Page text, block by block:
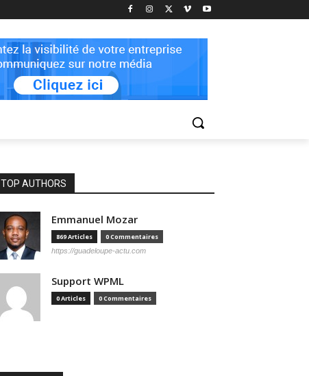
TOP AUTHORS
Emmanuel Mozar
869 Articles 0 Commentaires
https://guadeloupe-actu.com
Support WPML
0 Articles 0 Commentaires